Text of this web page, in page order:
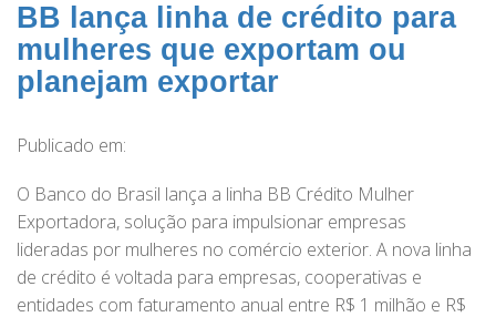
BB lança linha de crédito para
mulheres que exportam ou
planejam exportar
Publicado em:
O Banco do Brasil lança a linha BB Crédito Mulher
Exportadora, solução para impulsionar empresas
lideradas por mulheres no comércio exterior. A nova linha
de crédito é voltada para empresas, cooperativas e
entidades com faturamento anual entre R$ 1 milhão e R$